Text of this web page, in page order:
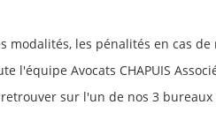
les pénalités en cas
l'équipe Avocats CHAPUIS
sur l'un de nos 3